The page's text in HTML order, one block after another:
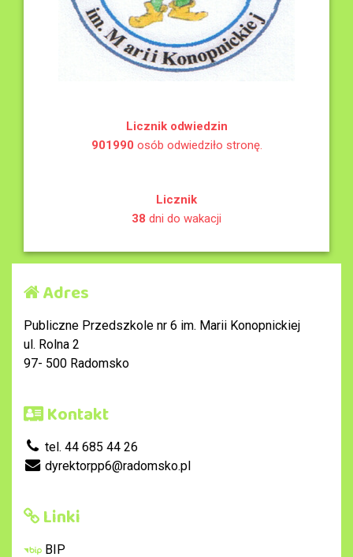
Licznik odwiedzin
901990 osób odwiedziło stronę.
Licznik
38 dni do wakacji
Adres
Publiczne Przedszkole nr 6 im. Marii Konopnickiej
ul. Rolna 2
97- 500 Radomsko
Kontakt
tel. 44 685 44 26
dyrektorpp6@radomsko.pl
Linki
BIP